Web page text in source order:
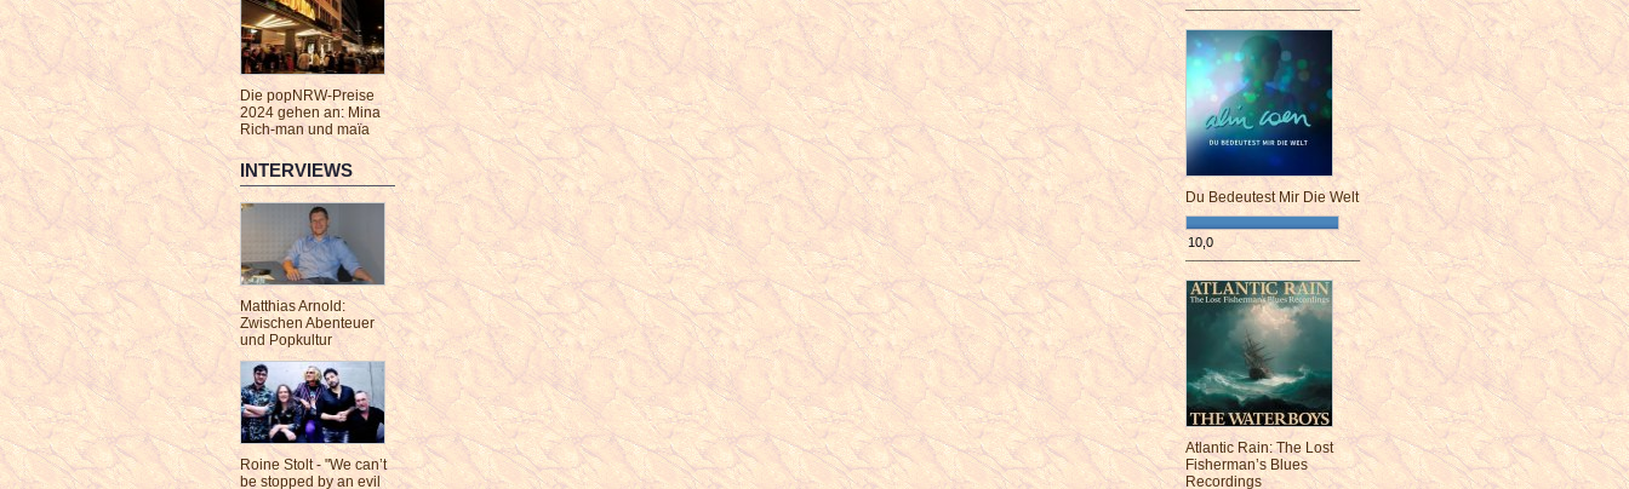
Die popNRW-Preise
2024 gehen an: Mina
Rich-man und maïa
INTERVIEWS
Matthias Arnold:
Zwischen Abenteuer
und Popkultur
Roine Stolt - "We can’t
be stopped by an evil
¯¯¯¯¯¯¯¯¯¯¯¯¯¯¯¯¯¯¯¯¯¯¯¯
Du Bedeutest Mir Die Welt
10,0
¯¯¯¯¯¯¯¯¯¯¯¯¯¯¯¯¯¯¯¯¯¯¯¯
Atlantic Rain: The Lost
Fisherman’s Blues
Recordings